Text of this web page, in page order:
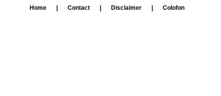
Home Contact Disclaimer Colofon